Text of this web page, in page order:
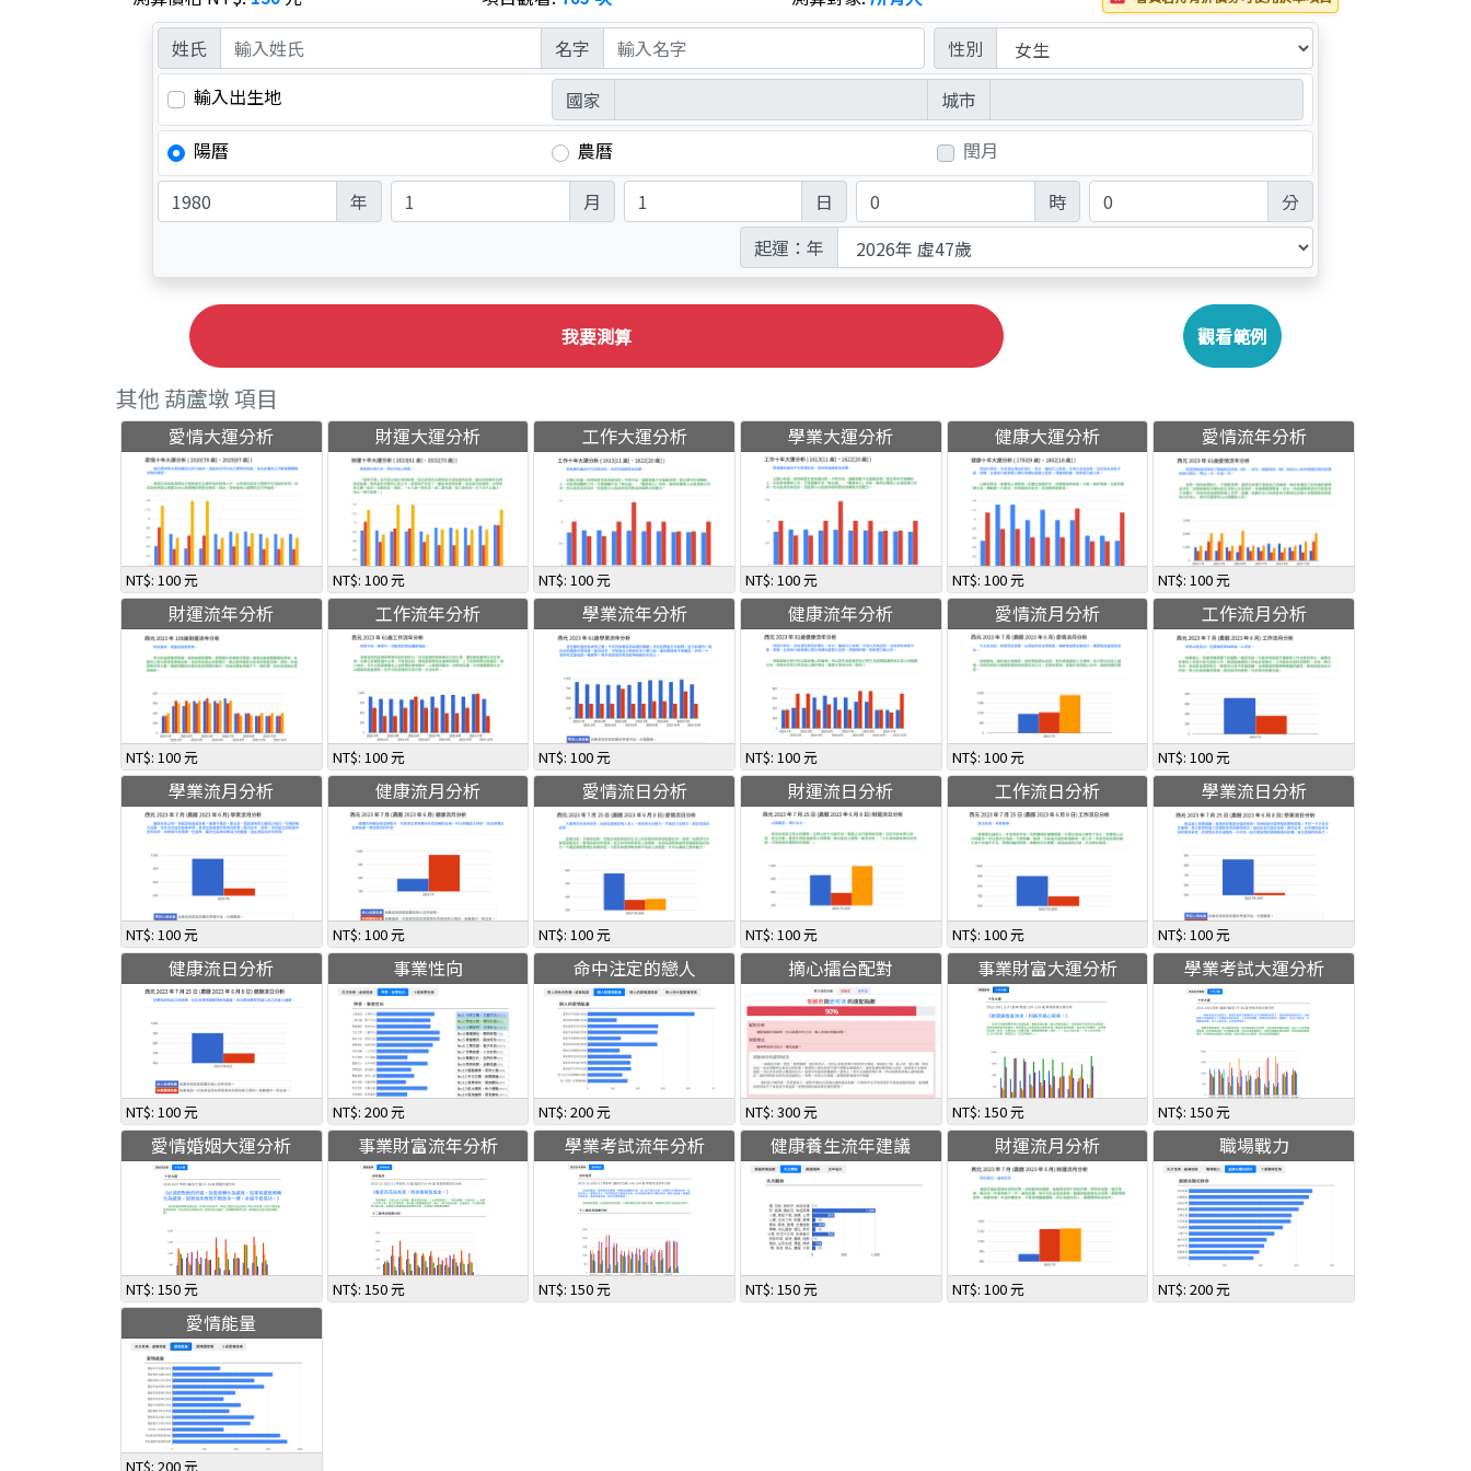
姓氏 名字
性別
輸入出生地
國家
城市
陽曆
農曆
閏月
年
月 日 時
分
起運： 年
我要測算 觀看範例
其他 葫蘆墩 項目
愛情大運分析
NT$: 100 元
財運大運分析
NT$: 100 元
工作大運分析
NT$: 100 元
學業大運分析
NT$: 100 元
健康大運分析
NT$: 100 元
愛情流年分析
NT$: 100 元
財運流年分析
NT$: 100 元
工作流年分析
NT$: 100 元
學業流年分析
NT$: 100 元
健康流年分析
NT$: 100 元
愛情流月分析
NT$: 100 元
工作流月分析
NT$: 100 元
學業流月分析
NT$: 100 元
健康流月分析
NT$: 100 元
愛情流日分析
NT$: 100 元
財運流日分析
NT$: 100 元
工作流日分析
NT$: 100 元
學業流日分析
NT$: 100 元
健康流日分析
NT$: 100 元
事業性向
NT$: 200 元
命中注定的戀人
NT$: 200 元
摘心擂台配對
NT$: 300 元
事業財富大運分析
NT$: 150 元
學業考試大運分析
NT$: 150 元
愛情婚姻大運分析
NT$: 150 元
事業財富流年分析
NT$: 150 元
學業考試流年分析
NT$: 150 元
健康養生流年建議
NT$: 150 元
財運流月分析
NT$: 100 元
職場戰力
NT$: 200 元
愛情能量
NT$: 200 元